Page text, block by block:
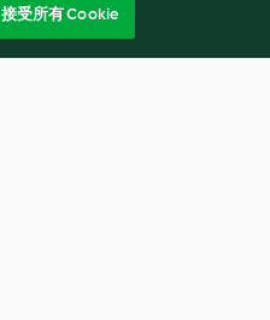
接受所有 Cookie